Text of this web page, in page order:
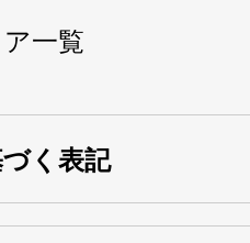
一覧
く表記